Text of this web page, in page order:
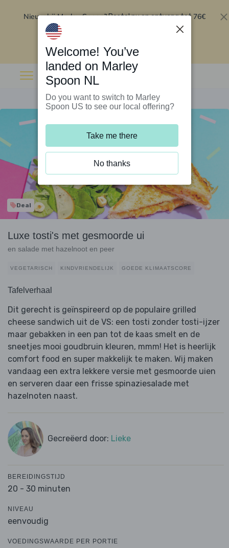
Nieuw bij Marley Spoon?Bestel nu en ontvang tot 76€
Deal
Luxe tosti's met gesmoorde ui
en salade met hazelnoot en peer
VEGETARISCH KINDVRIENDELIJK GOEDE KLIMAATSCORE
Tafelverhaal
Dit gerecht is geïnspireerd op de populaire grilled
cheese sandwich uit de VS: een tosti zonder tosti-ijzer
maar gebakken in een pan tot de kaas smelt en de
sneetjes mooi goudbruin kleuren, mmm! Het is heerlijk
comfort food en super makkelijk te maken. Wij maken
vandaag een extra lekkere versie met gesmoorde uien
en serveren daar een frisse spinaziesalade met
hazelnoten naast.
Gecreëerd door: Lieke
BEREIDINGSTIJD
20 - 30 minuten
NIVEAU
eenvoudig
VOEDINGSWAARDE PER PORTIE
Welcome! You’ve
landed on Marley
Spoon NL
Do you want to switch to Marley
Spoon US to see our local offering?
Take me there
No thanks